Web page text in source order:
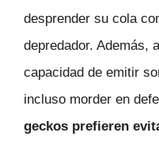
desprender su cola
depredador. Además,
capacidad de emitir
incluso morder en
geckos prefieren